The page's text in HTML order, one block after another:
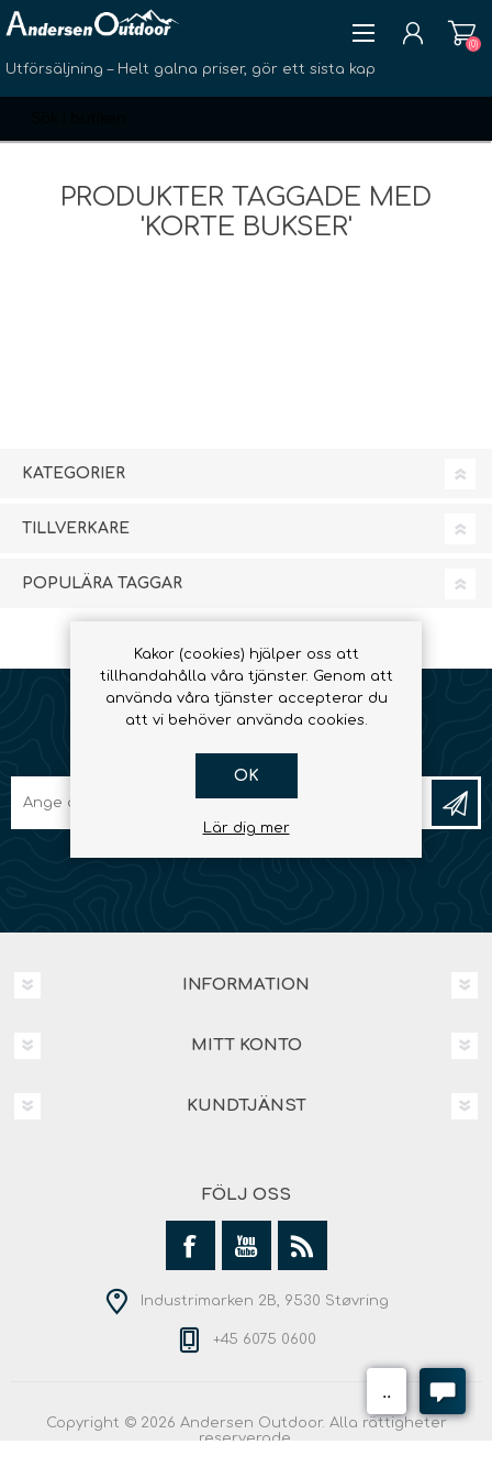
Utförsäljning – Helt galna priser, gör ett sista kap
(0)
PRODUKTER TAGGADE MED
'KORTE BUKSER'
KATEGORIER
TILLVERKARE
POPULÄRA TAGGAR
INFORMATION
MITT KONTO
KUNDTJÄNST
FÖLJ OSS
Industrimarken 2B, 9530 Støvring
+45 6075 0600
Copyright © 2026 Andersen Outdoor. Alla rättigheter
reserverade.
Kakor (cookies) hjälper oss att
tillhandahålla våra tjänster. Genom att
använda våra tjänster accepterar du
att vi behöver använda cookies.
OK
Lär dig mer